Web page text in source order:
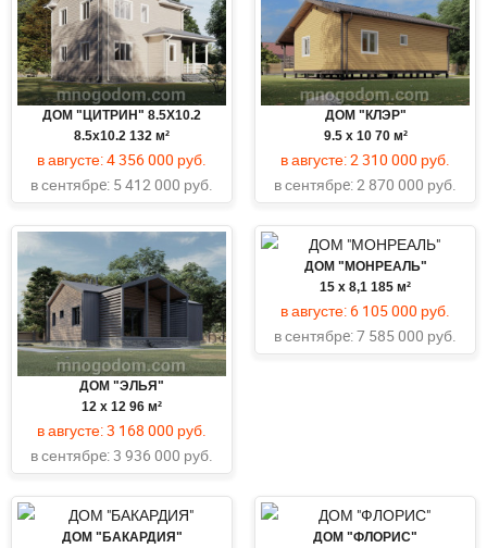
ДОМ "ЦИТРИН" 8.5Х10.2
8.5х10.2 132 м²
в августе:4 356 000 руб.
в сентябрe: 5 412 000 руб.
ДОМ "КЛЭР"
9.5 x 10 70 м²
в августе:2 310 000 руб.
в сентябрe:2 870 000 руб.
ДОМ "ЭЛЬЯ"
12 х 12 96 м²
в августе:3 168 000 руб.
в сентябрe:3 936 000 руб.
ДОМ "МОНРЕАЛЬ"
15 x 8,1 185 м²
в августе: 6 105 000 руб.
в сентябрe:7 585 000 руб.
ДОМ "БАКАРДИЯ"
ДОМ "ФЛОРИС"